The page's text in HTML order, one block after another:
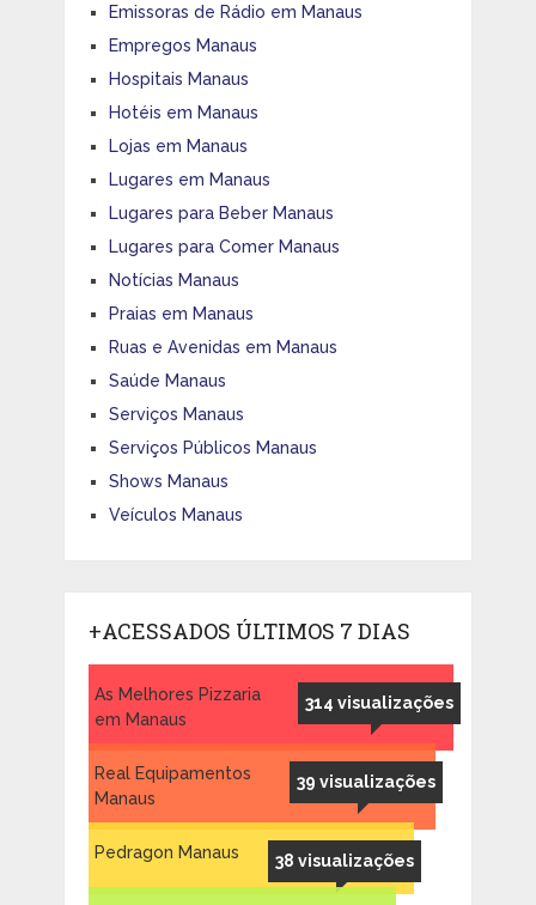
Emissoras de Rádio em Manaus
Empregos Manaus
Hospitais Manaus
Hotéis em Manaus
Lojas em Manaus
Lugares em Manaus
Lugares para Beber Manaus
Lugares para Comer Manaus
Notícias Manaus
Praias em Manaus
Ruas e Avenidas em Manaus
Saúde Manaus
Serviços Manaus
Serviços Públicos Manaus
Shows Manaus
Veículos Manaus
+ACESSADOS ÚLTIMOS 7 DIAS
314 visualizações
As Melhores Pizzaria
em Manaus
39 visualizações
Real Equipamentos
Manaus
38 visualizações
Pedragon Manaus